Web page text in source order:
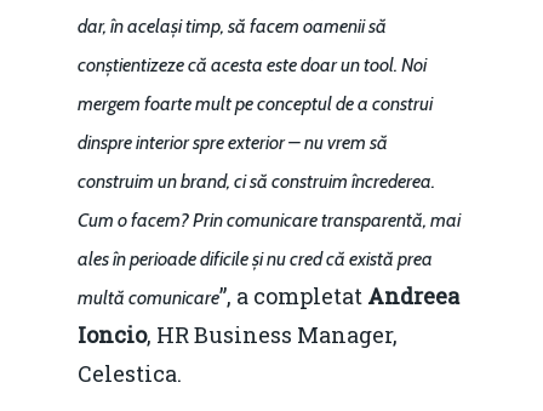
dar, în același timp, să facem oamenii să
conștientizeze că acesta este doar un tool. Noi
mergem foarte mult pe conceptul de a construi
dinspre interior spre exterior – nu vrem să
construim un brand, ci să construim încrederea.
Cum o facem? Prin comunicare transparentă, mai
ales în perioade dificile și nu cred că există prea
multă comunicare”, a completat Andreea
Ioncio, HR Business Manager,
Celestica.